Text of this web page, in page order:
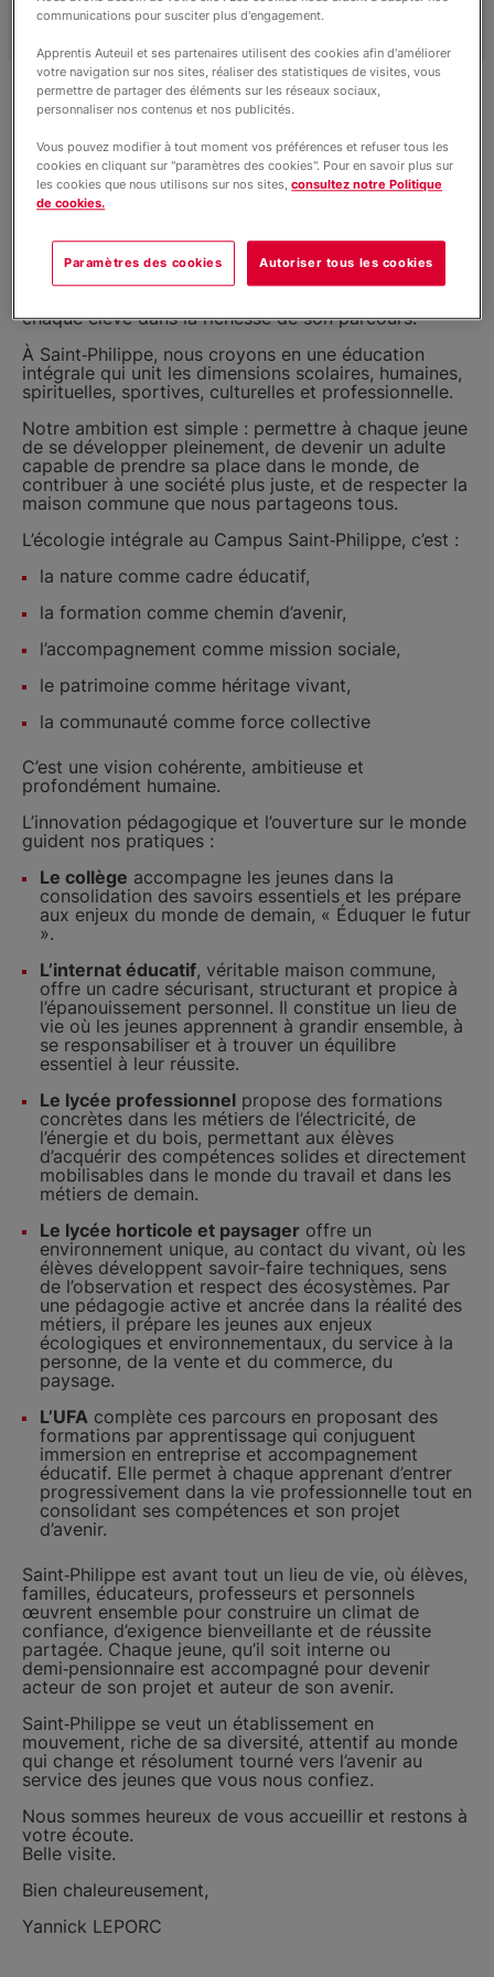
Partenariat/Entreprises
Location d’espaces
Nous soutenir
Infos pratiques
Nous contacter
Bienvenue au Campus Éducatif et Écologique
Saint‑Philippe, un lieu d’apprentissage,
d’accompagnement et de croissance personnelle où
confiance.
Notre établissement, ancré dans une longue tradition
chaque élève dans la richesse de son parcours.
À Saint‑Philippe, nous croyons en une éducation
intégrale qui unit les dimensions scolaires, humaines,
spirituelles, sportives, culturelles et professionnelle.
Notre ambition est simple : permettre à chaque jeune
de se développer pleinement, de devenir un adulte
capable de prendre sa place dans le monde, de
contribuer à une société plus juste, et de respecter la
maison commune que nous partageons tous.
L’écologie intégrale au Campus Saint‑Philippe, c’est :
la nature comme cadre éducatif,
la formation comme chemin d’avenir,
l’accompagnement comme mission sociale,
le patrimoine comme héritage vivant,
la communauté comme force collective
C’est une vision cohérente, ambitieuse et
profondément humaine.
L’innovation pédagogique et l’ouverture sur le monde
guident nos pratiques :
Le collège accompagne les jeunes dans la
consolidation des savoirs essentiels et les prépare
aux enjeux du monde de demain, « Éduquer le futur
».
L’internat éducatif, véritable maison commune,
offre un cadre sécurisant, structurant et propice à
l’épanouissement personnel. Il constitue un lieu de
vie où les jeunes apprennent à grandir ensemble, à
se responsabiliser et à trouver un équilibre
essentiel à leur réussite.
Le lycée professionnel propose des formations
concrètes dans les métiers de l’électricité, de
l’énergie et du bois, permettant aux élèves
d’acquérir des compétences solides et directement
mobilisables dans le monde du travail et dans les
métiers de demain.
Le lycée horticole et paysager offre un
environnement unique, au contact du vivant, où les
élèves développent savoir-faire techniques, sens
de l’observation et respect des écosystèmes. Par
une pédagogie active et ancrée dans la réalité des
métiers, il prépare les jeunes aux enjeux
écologiques et environnementaux, du service à la
personne, de la vente et du commerce, du
paysage.
L’UFA complète ces parcours en proposant des
formations par apprentissage qui conjuguent
immersion en entreprise et accompagnement
éducatif. Elle permet à chaque apprenant d’entrer
progressivement dans la vie professionnelle tout en
consolidant ses compétences et son projet
d’avenir.
Saint‑Philippe est avant tout un lieu de vie, où élèves,
familles, éducateurs, professeurs et personnels
œuvrent ensemble pour construire un climat de
confiance, d’exigence bienveillante et de réussite
partagée. Chaque jeune, qu’il soit interne ou
demi‑pensionnaire est accompagné pour devenir
acteur de son projet et auteur de son avenir.
Saint‑Philippe se veut un établissement en
mouvement, riche de sa diversité, attentif au monde
qui change et résolument tourné vers l’avenir au
service des jeunes que vous nous confiez.
Nous sommes heureux de vous accueillir et restons à
votre écoute.
Belle visite.
Bien chaleureusement,
Yannick LEPORC
communications pour susciter plus d'engagement.
Apprentis Auteuil et ses partenaires utilisent des cookies afin d'améliorer
votre navigation sur nos sites, réaliser des statistiques de visites, vous
permettre de partager des éléments sur les réseaux sociaux,
personnaliser nos contenus et nos publicités.
Vous pouvez modifier à tout moment vos préférences et refuser tous les
cookies en cliquant sur "paramètres des cookies". Pour en savoir plus sur
les cookies que nous utilisons sur nos sites,consultez notre Politique
de cookies.
Paramètres des cookies Autoriser tous les cookies